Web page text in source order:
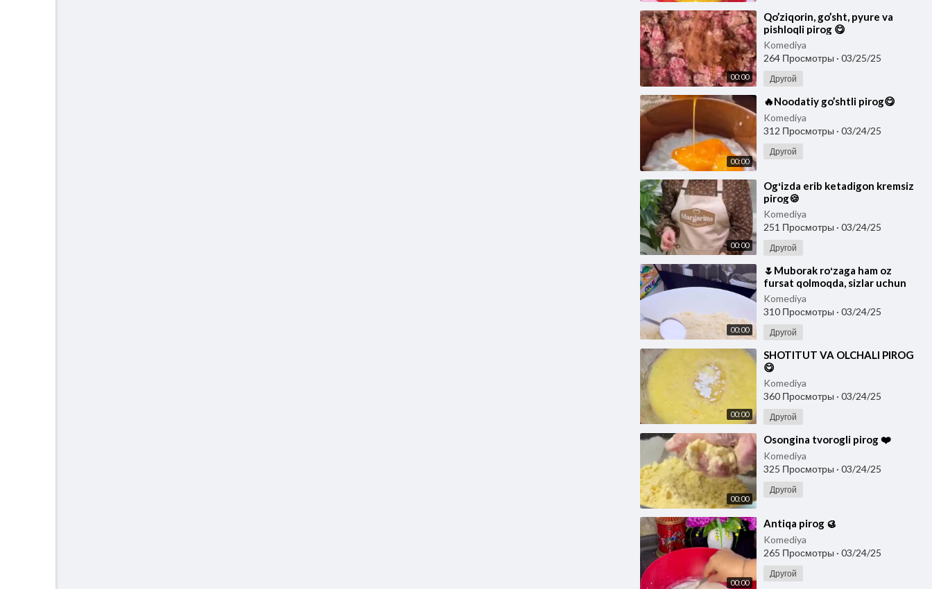
00:00
⁣Qo’ziqorin, go’sht, pyure va
pishloqli pirog 😋
Komediya
264 Просмотры · 03/25/25
Другой
00:00
⁣🔥Noodatiy go’shtli pirog😋
Komediya
312 Просмотры · 03/24/25
Другой
00:00
⁣Ogʻizda erib ketadigon kremsiz
pirog🍪
Komediya
251 Просмотры · 03/24/25
Другой
00:00
⁣🌷Muborak roʻzaga ham oz
fursat qolmoqda, sizlar uchun
iftorlik bob yostiqchali pirog
retsepti.
Komediya
310 Просмотры · 03/24/25
Другой
00:00
⁣SHOTITUT VA OLCHALI PIROG
😋
Komediya
360 Просмотры · 03/24/25
Другой
00:00
⁣Osongina tvorogli pirog ❤️
Komediya
325 Просмотры · 03/24/25
Другой
00:00
⁣Antiqa pirog 🥮
Komediya
265 Просмотры · 03/24/25
Другой